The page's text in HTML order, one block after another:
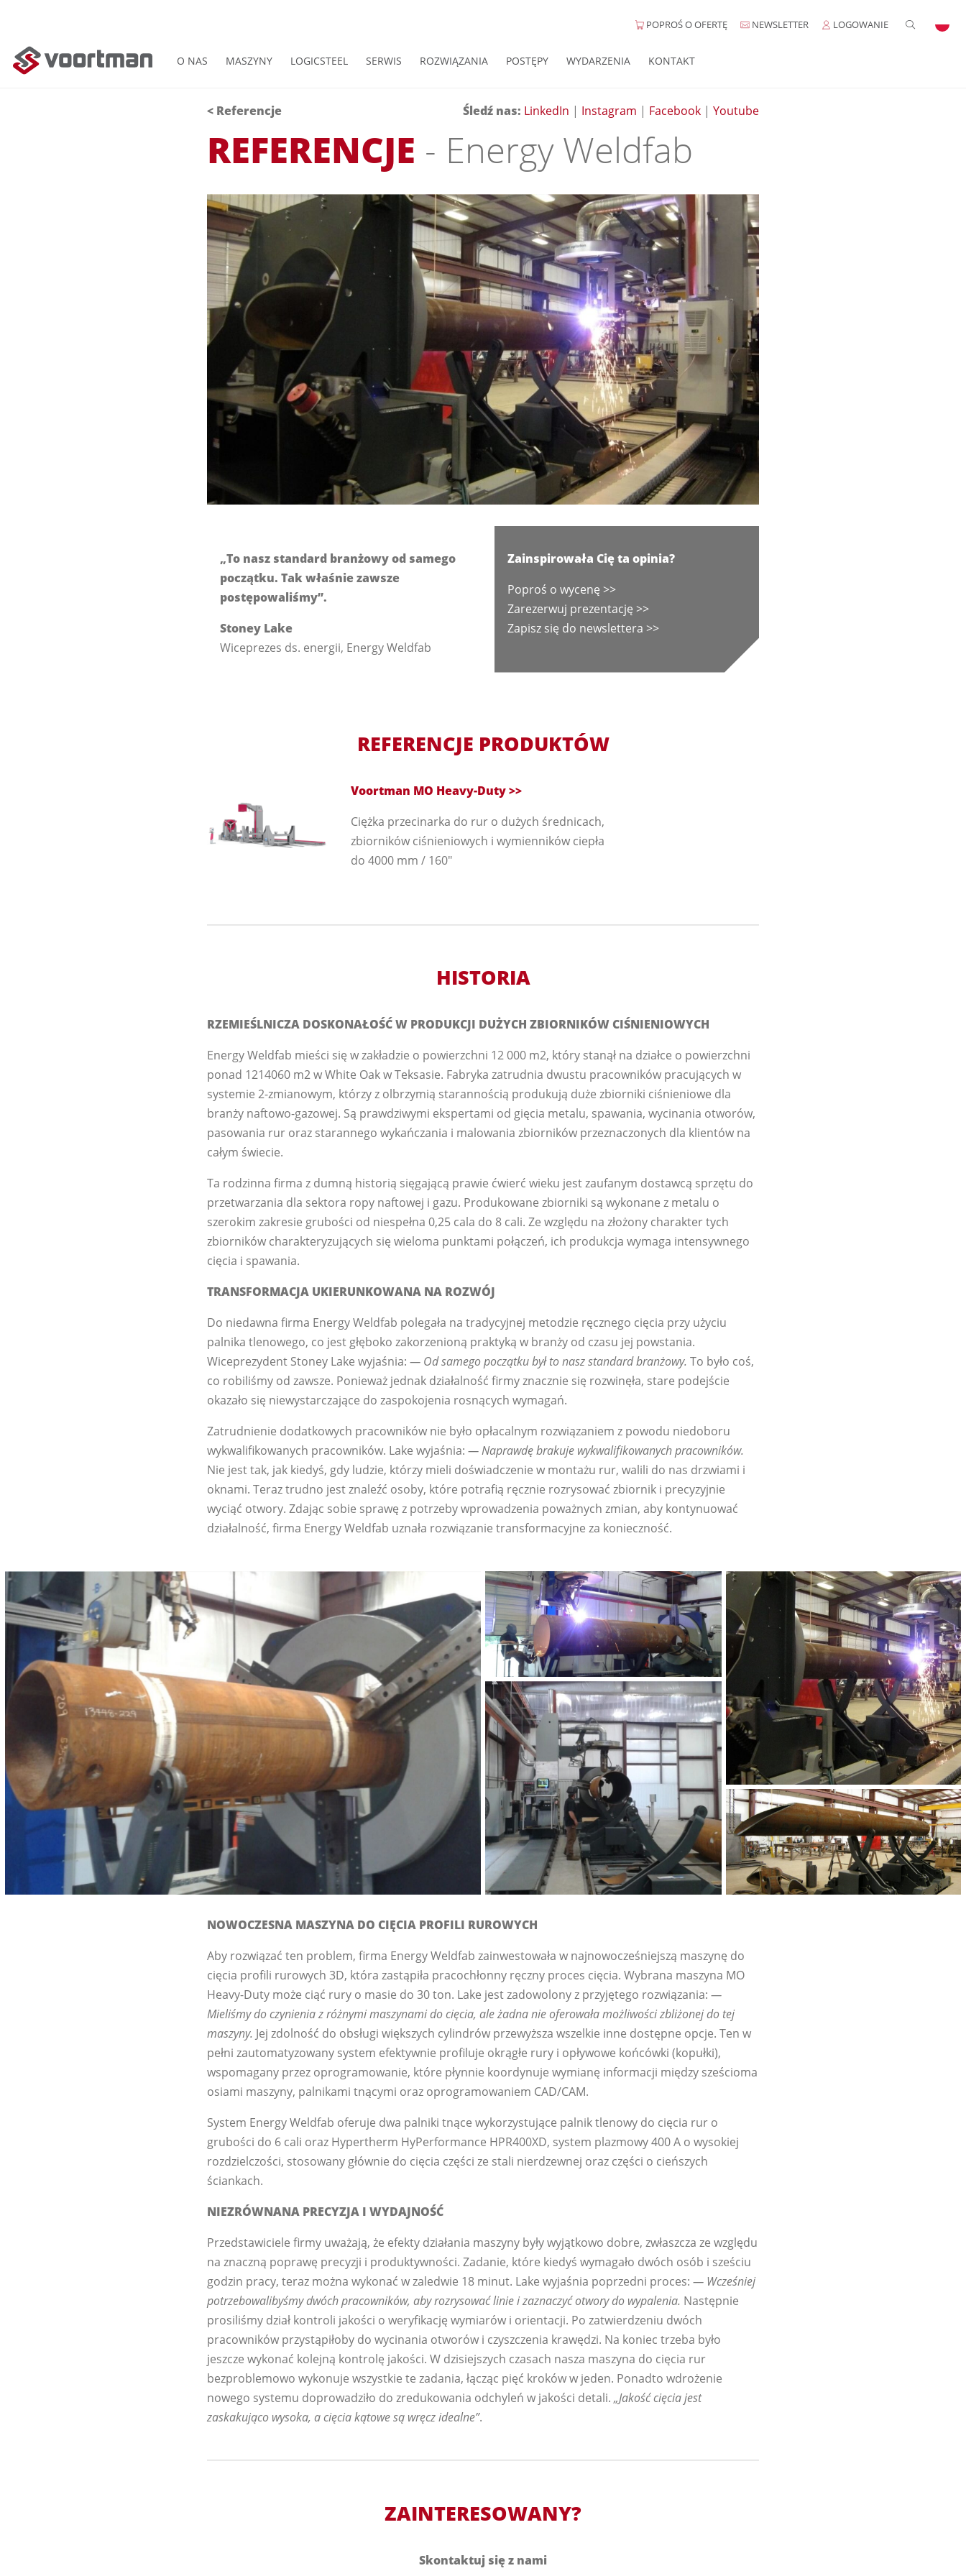
POPROŚ O OFERTĘ NEWSLETTER LOGOWANIE
O NAS MASZYNY LOGICSTEEL SERWIS ROZWIĄZANIA POSTĘPY WYDARZENIA KONTAKT
< Referencje Śledź nas: LinkedIn | Instagram | Facebook | Youtube
REFERENCJE - Energy Weldfab
„To nasz standard branżowy od samego
początku. Tak właśnie zawsze
postępowaliśmy”.
Stoney Lake
Wiceprezes ds. energii, Energy Weldfab
Zainspirowała Cię ta opinia?
Poproś o wycenę >>
Zarezerwuj prezentację >>
Zapisz się do newslettera >>
REFERENCJE PRODUKTÓW
Voortman MO Heavy-Duty >>
Ciężka przecinarka do rur o dużych średnicach,
zbiorników ciśnieniowych i wymienników ciepła
do 4000 mm / 160"
HISTORIA
RZEMIEŚLNICZA DOSKONAŁOŚĆ W PRODUKCJI DUŻYCH ZBIORNIKÓW CIŚNIENIOWYCH
Energy Weldfab mieści się w zakładzie o powierzchni 12 000 m2, który stanął na działce o powierzchni
ponad 1214060 m2 w White Oak w Teksasie. Fabryka zatrudnia dwustu pracowników pracujących w
systemie 2-zmianowym, którzy z olbrzymią starannością produkują duże zbiorniki ciśnieniowe dla
branży naftowo-gazowej. Są prawdziwymi ekspertami od gięcia metalu, spawania, wycinania otworów,
pasowania rur oraz starannego wykańczania i malowania zbiorników przeznaczonych dla klientów na
całym świecie.
Ta rodzinna firma z dumną historią sięgającą prawie ćwierć wieku jest zaufanym dostawcą sprzętu do
przetwarzania dla sektora ropy naftowej i gazu. Produkowane zbiorniki są wykonane z metalu o
szerokim zakresie grubości od niespełna 0,25 cala do 8 cali. Ze względu na złożony charakter tych
zbiorników charakteryzujących się wieloma punktami połączeń, ich produkcja wymaga intensywnego
cięcia i spawania.
TRANSFORMACJA UKIERUNKOWANA NA ROZWÓJ
Do niedawna firma Energy Weldfab polegała na tradycyjnej metodzie ręcznego cięcia przy użyciu
palnika tlenowego, co jest głęboko zakorzenioną praktyką w branży od czasu jej powstania.
Wiceprezydent Stoney Lake wyjaśnia: — Od samego początku był to nasz standard branżowy. To było coś,
co robiliśmy od zawsze. Ponieważ jednak działalność firmy znacznie się rozwinęła, stare podejście
okazało się niewystarczające do zaspokojenia rosnących wymagań.
Zatrudnienie dodatkowych pracowników nie było opłacalnym rozwiązaniem z powodu niedoboru
wykwalifikowanych pracowników. Lake wyjaśnia: — Naprawdę brakuje wykwalifikowanych pracowników.
Nie jest tak, jak kiedyś, gdy ludzie, którzy mieli doświadczenie w montażu rur, walili do nas drzwiami i
oknami. Teraz trudno jest znaleźć osoby, które potrafią ręcznie rozrysować zbiornik i precyzyjnie
wyciąć otwory. Zdając sobie sprawę z potrzeby wprowadzenia poważnych zmian, aby kontynuować
działalność, firma Energy Weldfab uznała rozwiązanie transformacyjne za konieczność.
NOWOCZESNA MASZYNA DO CIĘCIA PROFILI RUROWYCH
Aby rozwiązać ten problem, firma Energy Weldfab zainwestowała w najnowocześniejszą maszynę do
cięcia profili rurowych 3D, która zastąpiła pracochłonny ręczny proces cięcia. Wybrana maszyna MO
Heavy-Duty może ciąć rury o masie do 30 ton. Lake jest zadowolony z przyjętego rozwiązania: —
Mieliśmy do czynienia z różnymi maszynami do cięcia, ale żadna nie oferowała możliwości zbliżonej do tej
maszyny. Jej zdolność do obsługi większych cylindrów przewyższa wszelkie inne dostępne opcje. Ten w
pełni zautomatyzowany system efektywnie profiluje okrągłe rury i opływowe końcówki (kopułki),
wspomagany przez oprogramowanie, które płynnie koordynuje wymianę informacji między sześcioma
osiami maszyny, palnikami tnącymi oraz oprogramowaniem CAD/CAM.
System Energy Weldfab oferuje dwa palniki tnące wykorzystujące palnik tlenowy do cięcia rur o
grubości do 6 cali oraz Hypertherm HyPerformance HPR400XD, system plazmowy 400 A o wysokiej
rozdzielczości, stosowany głównie do cięcia części ze stali nierdzewnej oraz części o cieńszych
ściankach.
NIEZRÓWNANA PRECYZJA I WYDAJNOŚĆ
Przedstawiciele firmy uważają, że efekty działania maszyny były wyjątkowo dobre, zwłaszcza ze względu
na znaczną poprawę precyzji i produktywności. Zadanie, które kiedyś wymagało dwóch osób i sześciu
godzin pracy, teraz można wykonać w zaledwie 18 minut. Lake wyjaśnia poprzedni proces: — Wcześniej
potrzebowalibyśmy dwóch pracowników, aby rozrysować linie i zaznaczyć otwory do wypalenia. Następnie
prosiliśmy dział kontroli jakości o weryfikację wymiarów i orientacji. Po zatwierdzeniu dwóch
pracowników przystąpiłoby do wycinania otworów i czyszczenia krawędzi. Na koniec trzeba było
jeszcze wykonać kolejną kontrolę jakości. W dzisiejszych czasach nasza maszyna do cięcia rur
bezproblemowo wykonuje wszystkie te zadania, łącząc pięć kroków w jeden. Ponadto wdrożenie
nowego systemu doprowadziło do zredukowania odchyleń w jakości detali. „Jakość cięcia jest
zaskakująco wysoka, a cięcia kątowe są wręcz idealne”.
ZAINTERESOWANY?
Skontaktuj się z nami